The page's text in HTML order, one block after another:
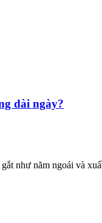
dài ngày?
như năm ngoái và